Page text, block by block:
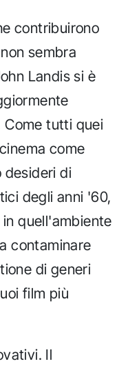
contribuirono
sembra
Landis si è
Come tutti quei
come
desideri di
degli anni '60,
quell'ambiente
contaminare
di generi
film più
Il